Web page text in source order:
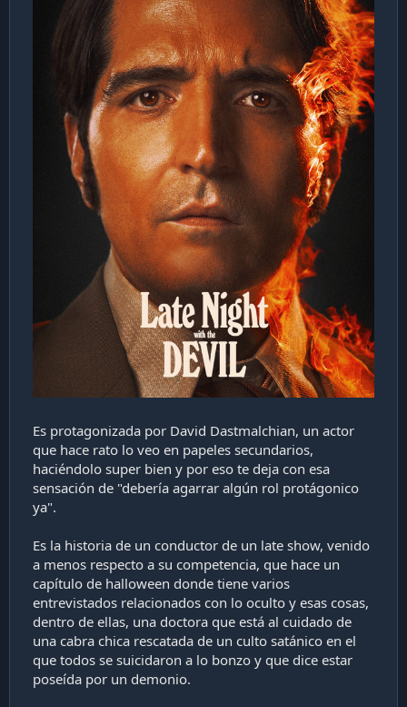
Es protagonizada por David Dastmalchian, un actor
que hace rato lo veo en papeles secundarios,
haciéndolo super bien y por eso te deja con esa
sensación de "debería agarrar algún rol protágonico
ya".
Es la historia de un conductor de un late show, venido
a menos respecto a su competencia, que hace un
capítulo de halloween donde tiene varios
entrevistados relacionados con lo oculto y esas cosas,
dentro de ellas, una doctora que está al cuidado de
una cabra chica rescatada de un culto satánico en el
que todos se suicidaron a lo bonzo y que dice estar
poseída por un demonio.